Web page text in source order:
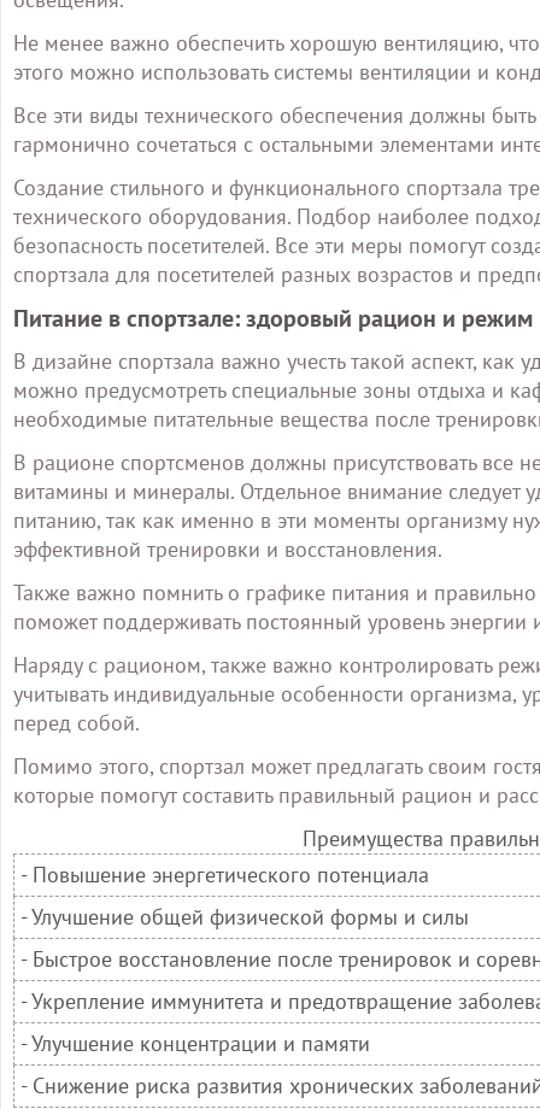
Не менее важно обеспечить хорошую вентиляцию,
этого можно использовать системы вентиляции и
Все эти виды технического обеспечения должны
гармонично сочетаться с остальными элементами
Создание стильного и функционального спортзала
технического оборудования. Подбор наиболее
безопасность посетителей. Все эти меры помогут
спортзала для посетителей разных возрастов и
Питание в спортзале: здоровый рацион и режим
В дизайне спортзала важно учесть такой аспект, как
можно предусмотреть специальные зоны отдыха и
необходимые питательные вещества после
В рационе спортсменов должны присутствовать все
витамины и минералы. Отдельное внимание следует
питанию, так как именно в эти моменты организму
эффективной тренировки и восстановления.
Также важно помнить о графике питания и
поможет поддерживать постоянный уровень
Наряду с рационом, также важно контролировать
учитывать индивидуальные особенности организма,
перед собой.
Помимо этого, спортзал может предлагать своим
которые помогут составить правильный рацион и
Преимущества
- Повышение энергетического потенциала
- Улучшение общей физической формы и силы
- Быстрое восстановление после тренировок и
- Укрепление иммунитета и предотвращение
- Улучшение концентрации и памяти
- Снижение риска развития хронических